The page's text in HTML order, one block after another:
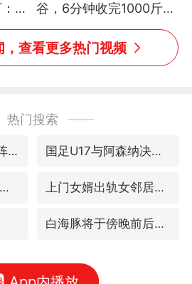
出
谷，6分钟收完1000斤，
没有一个人掉链子
，查看更多热门视频
热门搜索
《披荆斩棘2026》阵容官宣 国足U17与阿森纳决赛取消 并列冠军
16号线浦江线全线停运 上门女婿出轨女邻居多年被判重婚罪
白海豚将于傍晚前后登陆